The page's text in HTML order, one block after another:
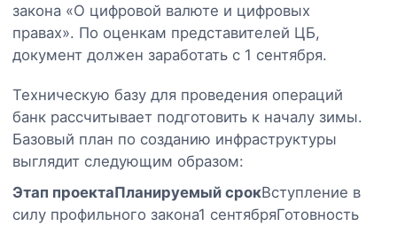
закона «О цифровой валюте и цифровых
правах». По оценкам представителей ЦБ,
документ должен заработать с 1 сентября.
Техническую базу для проведения операций
банк рассчитывает подготовить к началу зимы.
Базовый план по созданию инфраструктуры
выглядит следующим образом:
Этап проектаПланируемый срокВступление в
силу профильного закона1 сентябряГотовность